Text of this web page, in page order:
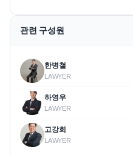
관련 구성원
한병철
LAWYER
하영우
LAWYER
고강희
LAWYER